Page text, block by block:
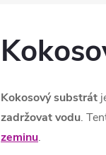
Kokosový substrát
zadržovat vodu.
zeminu.